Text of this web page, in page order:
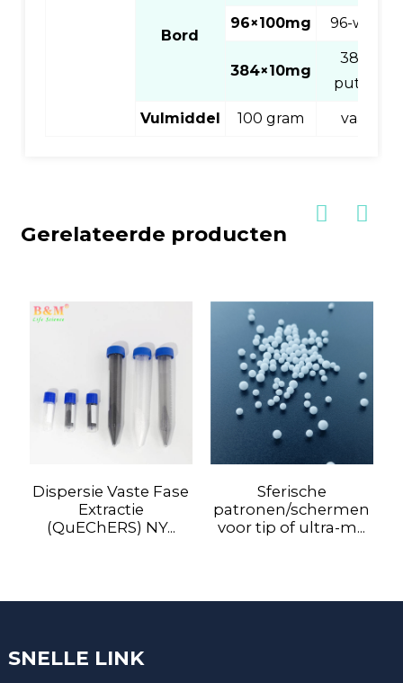
Bord
96×100mg 96-well
384×10mg
384-
putjes
Vulmiddel 100 gram vaas
Gerelateerde producten
Dispersie Vaste Fase
Extractie
(QuEChERS) NY...
Sferische
patronen/schermen
voor tip of ultra-m...
SNELLE LINK